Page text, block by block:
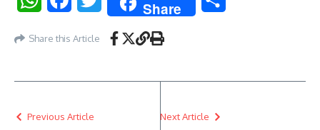
Share
Share this Article
Previous Article Next Article